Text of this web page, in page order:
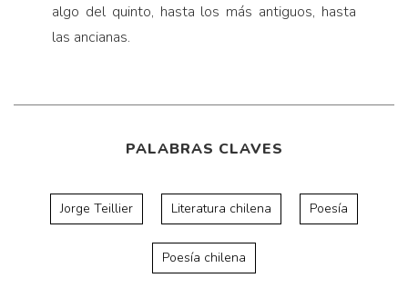
algo del quinto, hasta los más antiguos, hasta
las ancianas.
PALABRAS CLAVES
Jorge Teillier Literatura chilena Poesía
Poesía chilena